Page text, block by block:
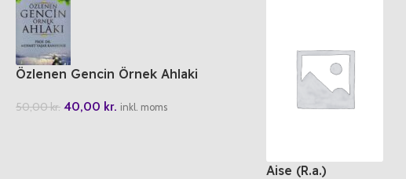
Özlenen Gencin Örnek Ahlaki
50,00kr. 40,00 kr. inkl. moms
Aise (R.a.)